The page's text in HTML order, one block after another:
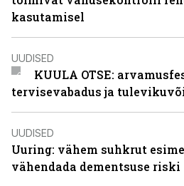
kasutamisel
UUDISED
KUULA OTSE:
tervisevabadus ja
UUDISED
Uuring: vähem suhkrut
vähendada dementsuse riski